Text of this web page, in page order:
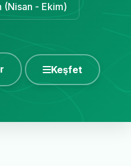
(Nisan - Ekim)
Keşfet